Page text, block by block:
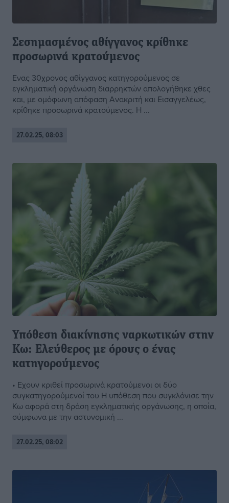
Σεσημασμένος αθίγγανος κρίθηκε
προσωρινά κρατούμενος
Ενας 30χρονος αθίγγανος κατηγορούμενος σε
εγκληματική οργάνωση διαρρηκτών απολογήθηκε χθες
και, με ομόφωνη απόφαση Ανακριτή και Εισαγγελέως,
κρίθηκε προσωρινά κρατούμενος. Η ...
27.02.25, 08:03
Υπόθεση διακίνησης ναρκωτικών στην
Κω: Ελεύθερος με όρους ο ένας
κατηγορούμενος
• Εχουν κριθεί προσωρινά κρατούμενοι οι δύο
συγκατηγορούμενοί του Η υπόθεση που συγκλόνισε την
Κω αφορά στη δράση εγκληματικής οργάνωσης, η οποία,
σύμφωνα με την αστυνομική ...
27.02.25, 08:02